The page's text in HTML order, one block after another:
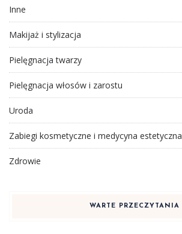
Inne
Makijaż i stylizacja
Pielęgnacja twarzy
Pielęgnacja włosów i zarostu
Uroda
Zabiegi kosmetyczne i medycyna estetyczna
Zdrowie
WARTE PRZECZYTANIA